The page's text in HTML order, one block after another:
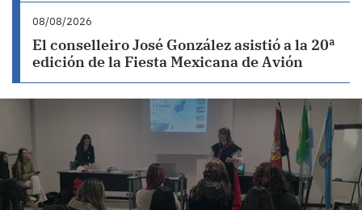
08/08/2026
El conselleiro José González asistió a la 20ª
edición de la Fiesta Mexicana de Avión